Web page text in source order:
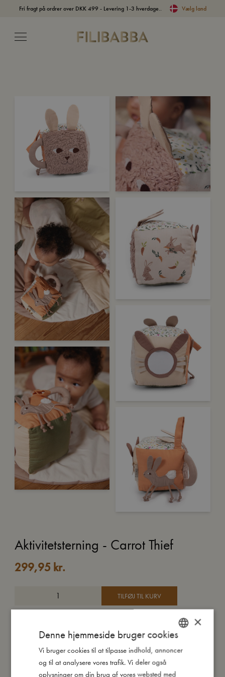
Fri fragt på ordrer over DKK 499 - Levering 1-3 hverdage.. Vælg land
Aktivitetsterning - Carrot Thief
299,95 kr.
TILFØJ TIL KURV
Den bløde terning er designet med forskellige elementer på
hver side med masser af søde kaniner og gulerødder i rolige
DANISH
×
Denne hjemmeside bruger cookies
Vi bruger cookies til at tilpasse indhold, annoncer
og til at analysere vores trafik. Vi deler også
oplysninger om din brug af vores websted med